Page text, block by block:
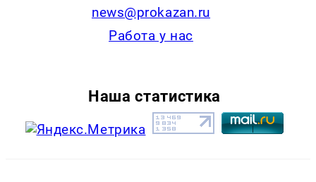
news@prokazan.ru
Работа у нас
Наша статистика